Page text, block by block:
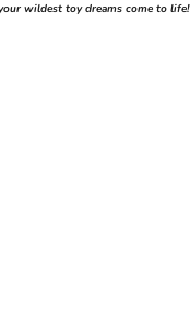
wildest toy dreams come to life!